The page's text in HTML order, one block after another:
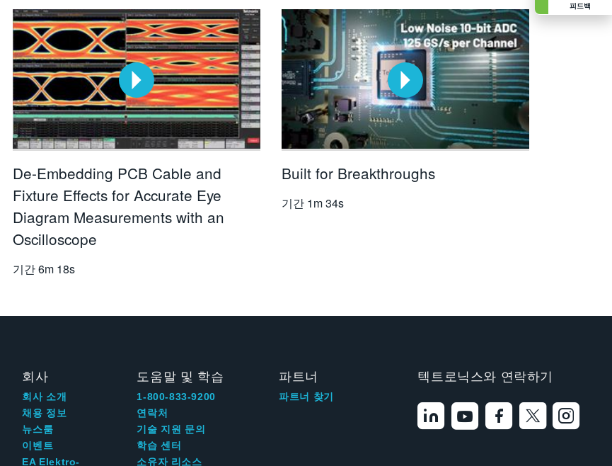
피드백
De-Embedding PCB Cable and
Fixture Effects for Accurate Eye
Diagram Measurements with an
Oscilloscope
기간6m 18s
Built for Breakthroughs
기간 1m 34s
회사
회사 소개
채용 정보
뉴스룸
이벤트
EA Elektro-
도움말 및 학습
1-800-833-9200
연락처
기술 지원 문의
학습 센터
소유자 리소스
파트너
파트너 찾기
텍트로닉스와 연락하기